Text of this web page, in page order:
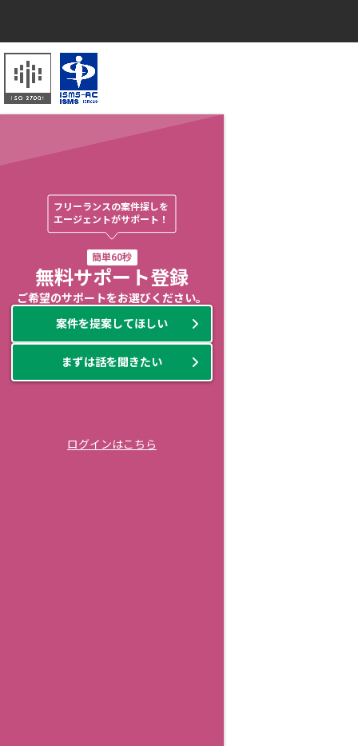
フリーランスの案件探しを
エージェントがサポート！
簡単60秒
無料サポート登録
ご希望のサポートをお選びください。
案件を提案してほしい
まずは話を聞きたい
ログインはこちら